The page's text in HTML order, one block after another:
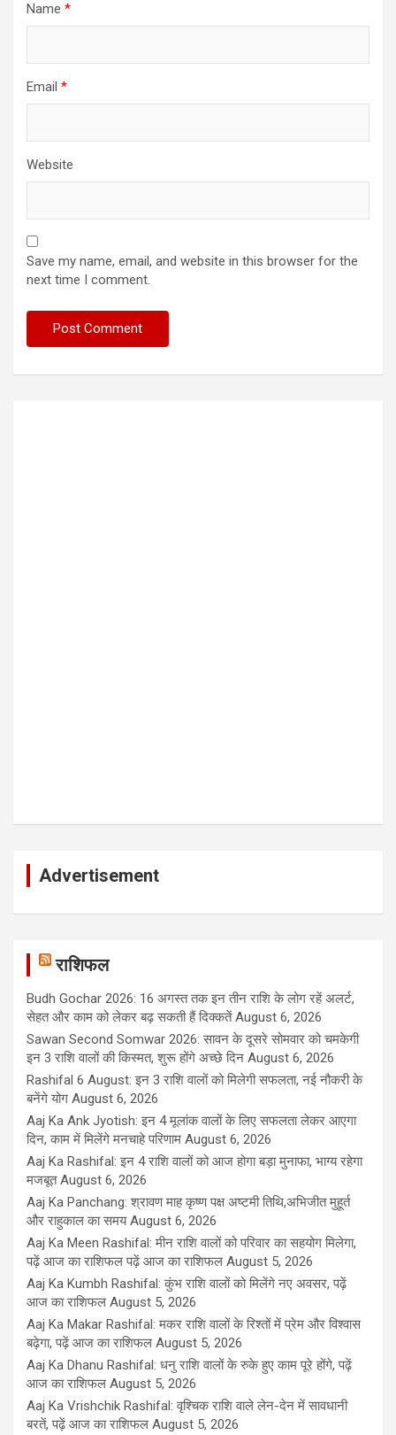
Name *
Email *
Website
Save my name, email, and website in this browser for the
next time I comment.
Advertisement
राशिफल
Budh Gochar 2026: 16 अगस्त तक इन तीन राशि के लोग रहें अलर्ट,
सेहत और काम को लेकर बढ़ सकती हैं दिक्कतें August 6, 2026
Sawan Second Somwar 2026: सावन के दूसरे सोमवार को चमकेगी
इन 3 राशि वालों की किस्मत, शुरू होंगे अच्छे दिन August 6, 2026
Rashifal 6 August: इन 3 राशि वालों को मिलेगी सफलता, नई नौकरी के
बनेंगे योग August 6, 2026
Aaj Ka Ank Jyotish: इन 4 मूलांक वालों के लिए सफलता लेकर आएगा
दिन, काम में मिलेंगे मनचाहे परिणाम August 6, 2026
Aaj Ka Rashifal: इन 4 राशि वालों को आज होगा बड़ा मुनाफा, भाग्य रहेगा
मजबूत August 6, 2026
Aaj Ka Panchang: श्रावण माह कृष्ण पक्ष अष्टमी तिथि,अभिजीत मुहूर्त
और राहुकाल का समय August 6, 2026
Aaj Ka Meen Rashifal: मीन राशि वालों को परिवार का सहयोग मिलेगा,
पढ़ें आज का राशिफल पढ़ें आज का राशिफल August 5, 2026
Aaj Ka Kumbh Rashifal: कुंभ राशि वालों को मिलेंगे नए अवसर, पढ़ें
आज का राशिफल August 5, 2026
Aaj Ka Makar Rashifal: मकर राशि वालों के रिश्तों में प्रेम और विश्वास
बढ़ेगा, पढ़ें आज का राशिफल August 5, 2026
Aaj Ka Dhanu Rashifal: धनु राशि वालों के रुके हुए काम पूरे होंगे, पढ़ें
आज का राशिफल August 5, 2026
Aaj Ka Vrishchik Rashifal: वृश्चिक राशि वाले लेन-देन में सावधानी
बरतें, पढ़ें आज का राशिफल August 5, 2026